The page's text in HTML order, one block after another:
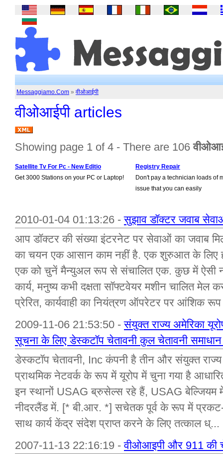
Messaggiamo.Com » वीओआईपी
वीओआईपी articles
Showing page 1 of 4 - There are 106
Satellite Tv For Pc - New Editio
Get 3000 Stations on your PC or Laptop!
Registry Repair
Don't pay a technician loads of
issue that you can easily
2010-01-04 01:13:26 -सुझाव डॉक्टर जवाब
आप डॉक्टर की संख्या इंटरनेट पर सेवाओं का जवाब
का चयन एक आसान काम नहीं है. एक शुरुआत के लिए
एक को चुनें मैन्युअल रूप से संचालित एक. कुछ में
कार्य, मनुष्य कभी दक्षता सॉफ्टवेयर मशीन चालित
प्रेरित, कार्यवाही का नियंत्रण ऑपरेटर पर आंशिक
2009-11-06 21:53:50 -संयुक्त राज्य अमेरिका
सूचना के लिए डेस्कटॉप चेतावनी कुल चेतावनी समाधान
डेस्कटॉप चेतावनी, Inc कंपनी है तीन और संयुक्त राज्य
प्राथमिक नेटवर्क के रूप में यूरोप में चुना गया है
इन स्थानों USAG ब्रुसेल्स रहे हैं, USAG
नीदरलैंड में. [* बी.आर. *] सचेतक पूर्व के रूप में प्रकट-
साथ कार्य केंद्र संदेश प्राप्त करने के लिए तत्काल ध्...
2007-11-13 22:16:19 -वीओआइपी और 911 की